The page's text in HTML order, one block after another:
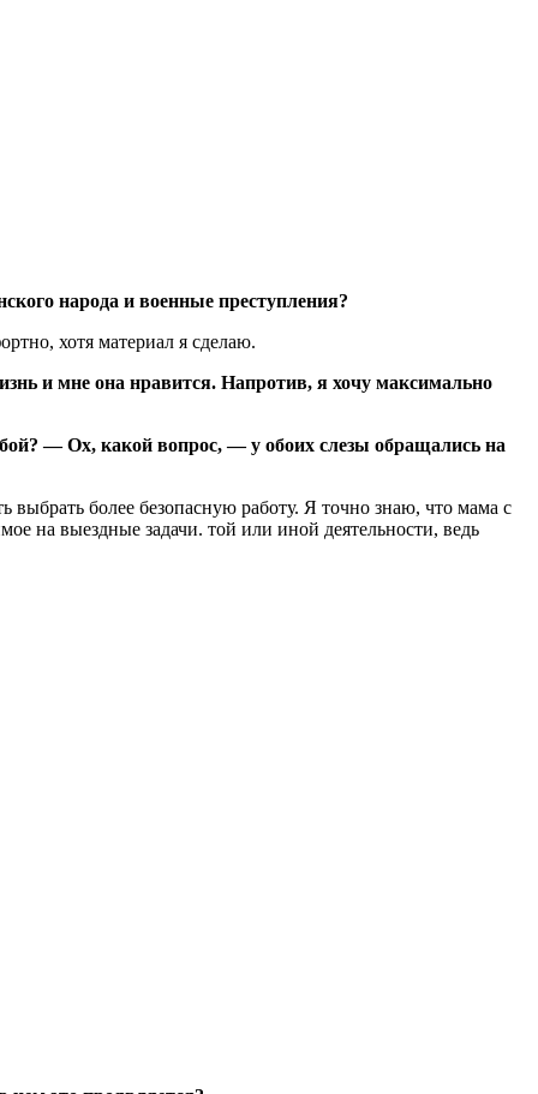
народа и военные преступления?
хотя материал я сделаю.
и мне она нравится. Напротив, я хочу максимально
— Ох, какой вопрос, — у обоих слезы обращались на
более безопасную работу. Я точно знаю, что мама с
на выездные задачи. той или иной деятельности, ведь